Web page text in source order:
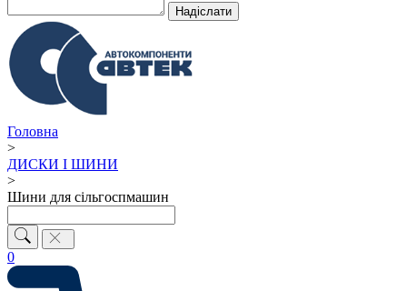
Надiслати
Головна
>
ДИСКИ І ШИНИ
>
Шини для сільгоспмашин
0